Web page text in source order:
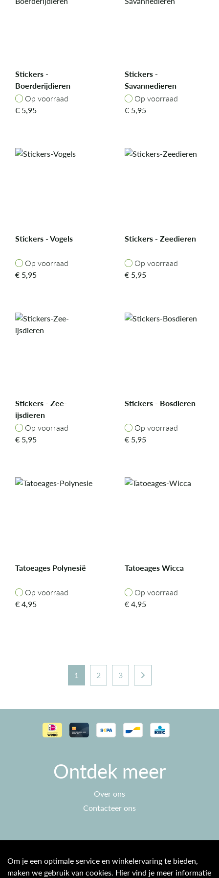
Stickers -
Boerderijdieren
Op voorraad
Op voorraad
€ 5,95
Stickers -
Savannedieren
Op voorraad
Op voorraad
€ 5,95
Stickers - Vogels
Op voorraad
Op voorraad
€ 5,95
Stickers - Zeedieren
Op voorraad
Op voorraad
€ 5,95
Stickers - Zee-
ijsdieren
Op voorraad
Op voorraad
€ 5,95
Stickers - Bosdieren
Op voorraad
Op voorraad
€ 5,95
Tatoeages Polynesië
Op voorraad
Op voorraad
€4,95
Tatoeages Wicca
Op voorraad
Op voorraad
€4,95
1 2 3
Ontdek meer
Over ons
Contacteer ons
Algemene voorwaarden
Om je een optimale service en winkelervaring te bieden,
maken we gebruik van cookies. Hier vind je meer informatie